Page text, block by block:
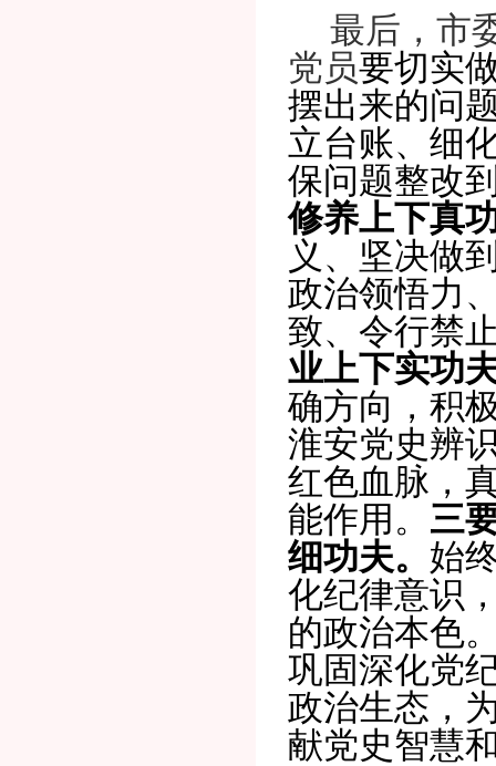
最后， 市
党员要切实
摆出来的问
立台账、细
保问题整改
修养上下真
义、坚决做
政治领悟力
致、令行禁
业上下实功
确方向，积
淮安党史辨
红色血脉，
能作用。 三
细功夫。 始
化纪律意识
的政治本色
巩固深化党
政治生态，
献党史智慧